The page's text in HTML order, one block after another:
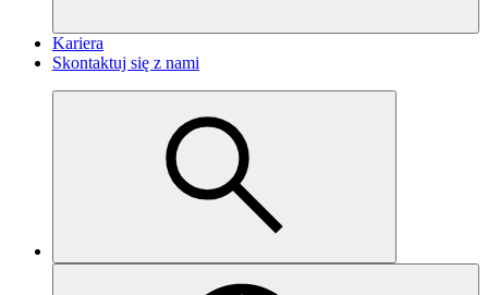
Kariera
Skontaktuj się z nami